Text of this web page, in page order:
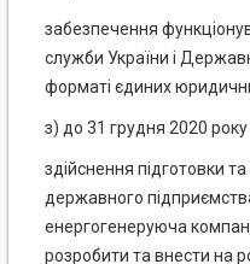
забезпечення
служби України і
форматі єдиних
з) до 31 грудня 2020
здійснення підготовки
державного
енергогенеруюча
розробити та внести на